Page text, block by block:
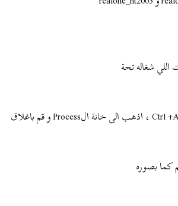
شغاله تحة
قم بالضغط على Ctrl +Alt +Del ، اذهب الى خانة الProcess و قم باغلاق